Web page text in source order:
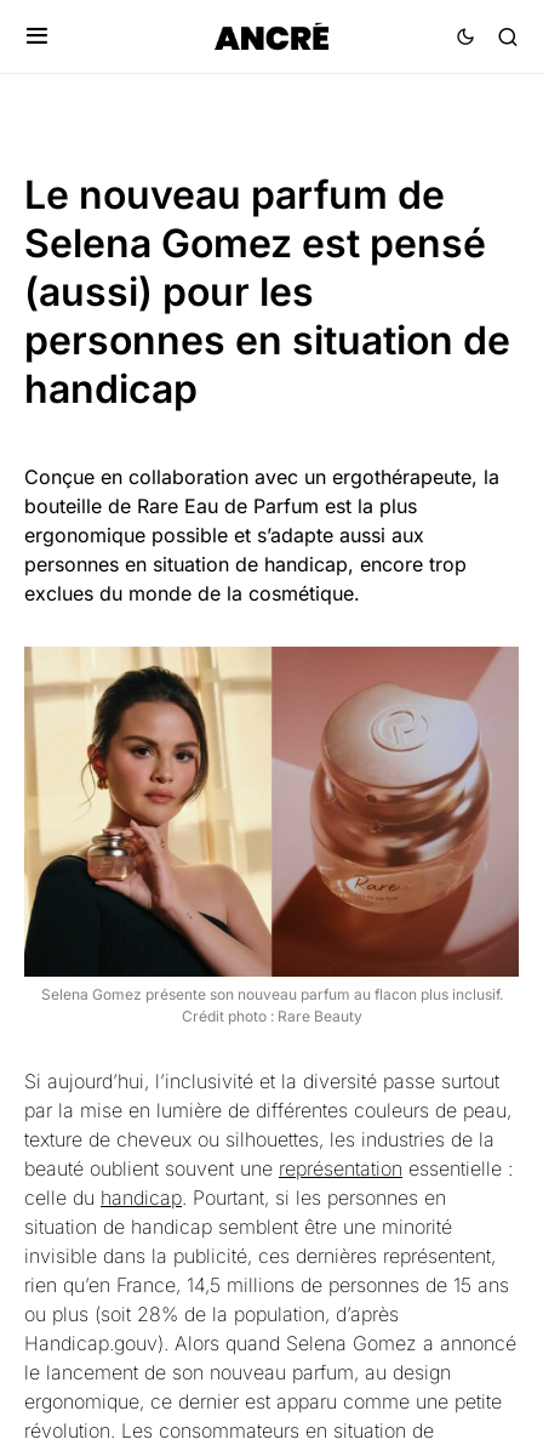
Le nouveau parfum de
Selena Gomez est pensé
(aussi) pour les
personnes en situation de
handicap
Conçue en collaboration avec un ergothérapeute, la
bouteille de Rare Eau de Parfum est la plus
ergonomique possible et s’adapte aussi aux
personnes en situation de handicap, encore trop
exclues du monde de la cosmétique.
Selena Gomez présente son nouveau parfum au flacon plus inclusif.
Crédit photo : Rare Beauty
Si aujourd’hui, l’inclusivité et la diversité passe surtout
par la mise en lumière de différentes couleurs de peau,
texture de cheveux ou silhouettes, les industries de la
beauté oublient souvent une représentation essentielle :
celle du handicap. Pourtant, si les personnes en
situation de handicap semblent être une minorité
invisible dans la publicité, ces dernières représentent,
rien qu’en France, 14,5 millions de personnes de 15 ans
ou plus (soit 28% de la population, d’après
Handicap.gouv). Alors quand Selena Gomez a annoncé
le lancement de son nouveau parfum, au design
ergonomique, ce dernier est apparu comme une petite
révolution. Les consommateurs en situation de